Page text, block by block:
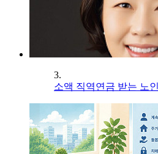
3.
소액 직역연금 받는 노